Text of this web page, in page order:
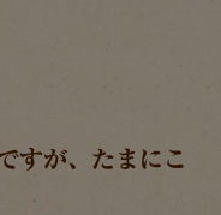
すが、たまにこ